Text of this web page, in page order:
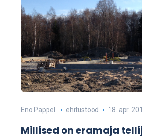
Eno Pappel ehitustööd 18. apr.
Millised on eramaja